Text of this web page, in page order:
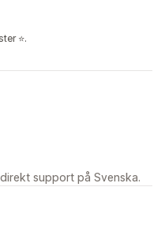
⭐.
support på Svenska.